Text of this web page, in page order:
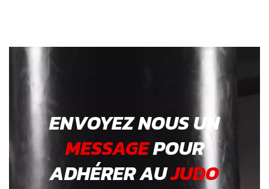
ENVOYEZ NOUS UN
MESSAGEPOUR
ADHÉRER AUJUDO